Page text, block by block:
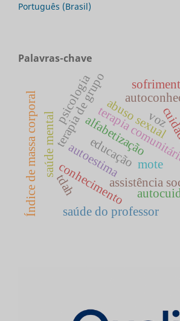
Português (Brasil)
Palavras-chave
assistência
autoestima mote
terapia de grupoterapia
conhecimento
saúde mental abuso sexual
saúde do professor
psicologia
alfabetizaçãovoz
educação
Índice de massa corporal tdah